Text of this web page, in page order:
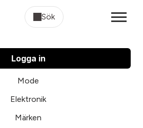
Sök
Logga in
Mode
Elektronik
Märken